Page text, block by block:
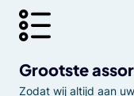
Grootste
Zodat wij altijd aan